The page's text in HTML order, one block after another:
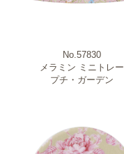
No.57830
メラミン ミニトレー
プチ・ガーデン